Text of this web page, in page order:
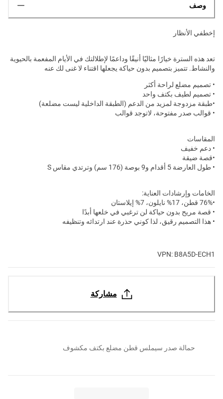
وصف
إخطفي الأنظار
تعد هذه السترة خيارًا مثاليًا أنيقًا وداعمًا لإطلالتك في الأيام المفعمة بالحيوية
والنشاط. تتميز بتصميم بدون حياكة يجعلها اقتناء لا غنى لك عنه
• تصميم مضلع لراحة أكثر
• تصميم لطيف بكتف واحد
•طبقة مزدوجة لمزيد من الدعم (الطبقة الداخلية ليست مضلعة)
• قوالب صدر مفتوحة، لاتوجد قوالب
المقاسات
• دعم خفيف
•قصة ضيقة
• طول العارضة 5 أقدام و9 بوصة (176 سم) وترتدي مقاس S
الخامات وإرشادات العناية:
•76% قطن، 17% نايلون، 7% إيلاستان
• قصة مريح بدون حياكة لن ترغبي في خلعها أبدًا
• هذا التصميم رقيق، لذا كوني حذرة عند ارتدائه وتنظيفه
VPN: B8A5D-ECH1
مشاركة
حمالة صدر سيملس قطن مضلع بكتف مكشوف